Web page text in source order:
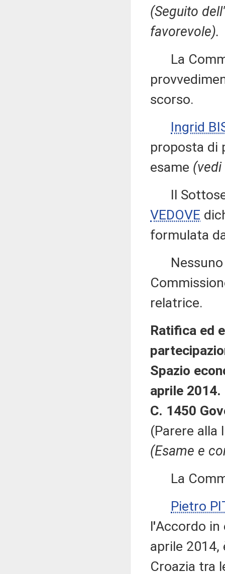
(Seguito
favorevole).
La
scorso.
Ingrid
proposta di
esame
Il
VEDOVE
formulata
Nessuno
relatrice.
Ratifica ed
Spazio
aprile 2014.
C. 1450
(Parere alla
(Esame e
La
Pietro
l'Accordo in
aprile 2014,
Croazia tra